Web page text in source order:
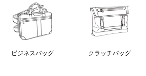
ビジネスバッグ クラッチバッグ